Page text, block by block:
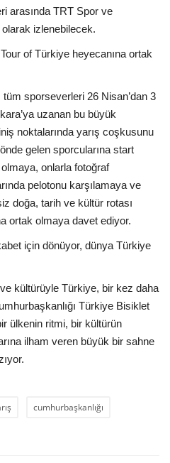
arasında TRT Spor ve
olarak izlenebilecek.
of Türkiye heyecanına ortak
sporseverleri 26 Nisan’dan 3
uzanan bu büyük
noktalarında yarış coşkusunu
gelen sporcularına start
onlarla fotoğraf
pelotonu karşılamaya ve
doğa, tarih ve kültür rotası
ortak olmaya davet ediyor.
için dönüyor, dünya Türkiye
kültürüyle Türkiye, bir kez daha
Türkiye Bisiklet
ülkenin ritmi, bir kültürün
ilham veren büyük bir sahne
cumhurbaşkanlığı